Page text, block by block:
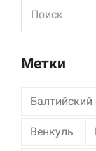
Метки
Венкуль